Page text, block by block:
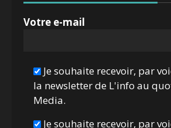
Votre e-mail
Je souhaite recevoir, par
la newsletter de L'info au
Media.
Je souhaite recevoir, par